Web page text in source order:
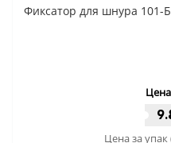
Фиксатор для шнура 101-
Цена за